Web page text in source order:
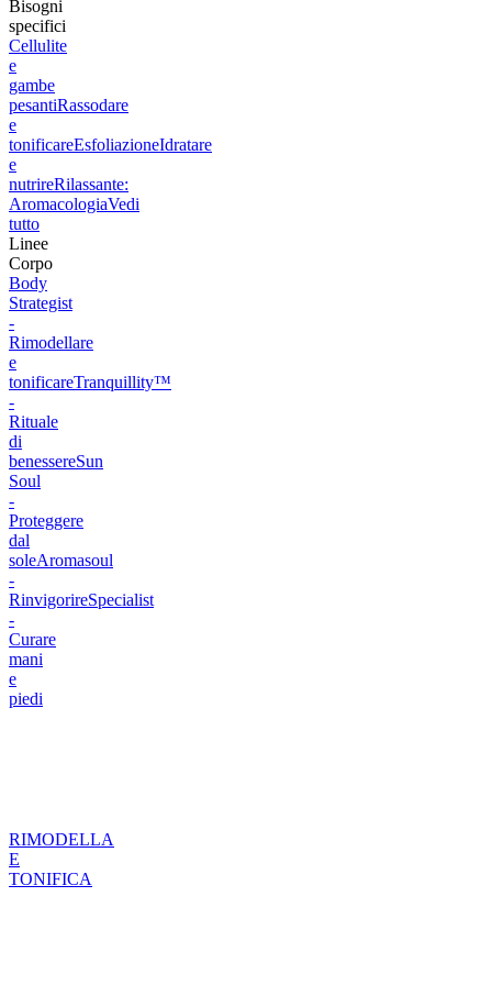
Bisogni
specifici
Cellulite
e
gambe
pesantiRassodare
e
tonificareEsfoliazioneIdratare
e
nutrireRilassante:
AromacologiaVedi
tutto
Linee
Corpo
Body
Strategist
-
Rimodellare
e
tonificareTranquillity™
-
Rituale
di
benessereSun
Soul
-
Proteggere
dal
soleAromasoul
-
RinvigorireSpecialist
-
Curare
mani
e
piedi
RIMODELLA
E
TONIFICA